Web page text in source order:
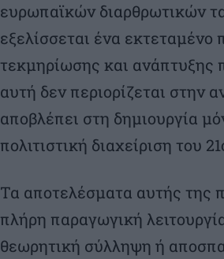
ευρωπαϊκών διαρθρωτικών
εξελίσσεται ένα
τεκμηρίωσης και
αυτή δεν περιορίζεται στην
αποβλέπει στη δημιουργία
πολιτιστική διαχείριση του
Τα αποτελέσματα αυτής της
πλήρη παραγωγική
θεωρητική σύλληψη ή